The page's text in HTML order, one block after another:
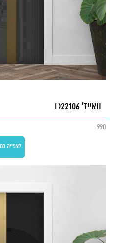
וואייז' D22106
990
לצפייה